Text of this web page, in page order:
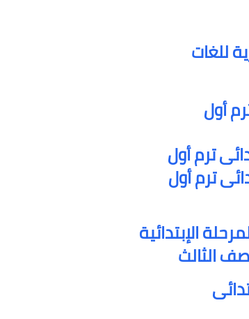
للغات
أول
ترم أول
ترم أول
الإبتدائية
الثالث